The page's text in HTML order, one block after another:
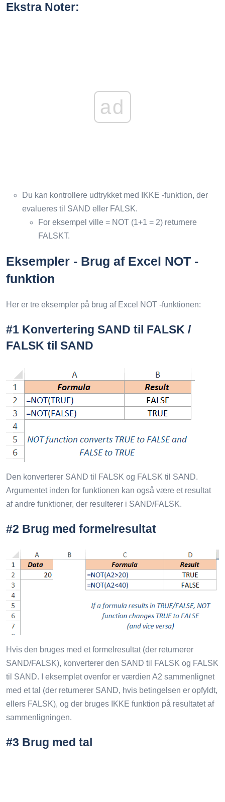
Ekstra Noter:
ad
Du kan kontrollere udtrykket med IKKE -funktion, der
evalueres til SAND eller FALSK.
For eksempel ville = NOT (1+1 = 2) returnere
FALSKT.
Eksempler - Brug af Excel NOT -
funktion
Her er tre eksempler på brug af Excel NOT -funktionen:
#1 Konvertering SAND til FALSK /
FALSK til SAND
Den konverterer SAND til FALSK og FALSK til SAND.
Argumentet inden for funktionen kan også være et resultat
af andre funktioner, der resulterer i SAND/FALSK.
#2 Brug med formelresultat
Hvis den bruges med et formelresultat (der returnerer
SAND/FALSK), konverterer den SAND til FALSK og FALSK
til SAND. I eksemplet ovenfor er værdien A2 sammenlignet
med et tal (der returnerer SAND, hvis betingelsen er opfyldt,
ellers FALSK), og der bruges IKKE funktion på resultatet af
sammenligningen.
#3 Brug med tal